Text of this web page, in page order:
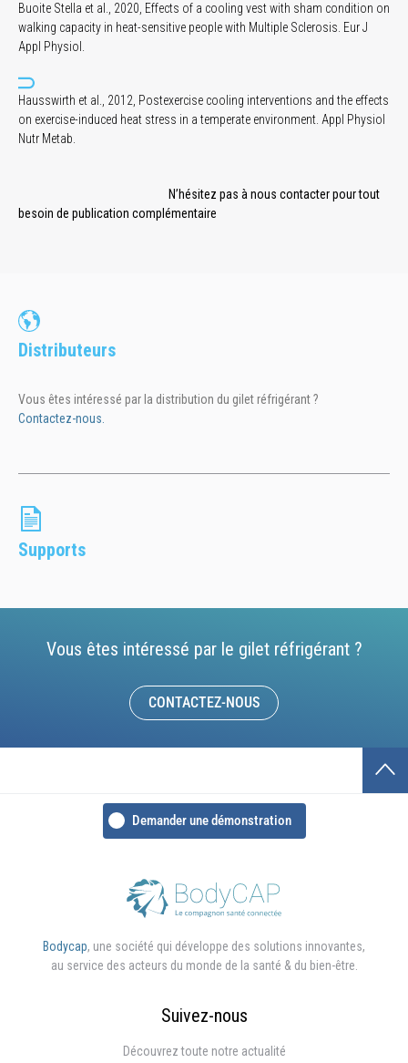
Buoite Stella et al., 2020, Effects of a cooling vest with sham condition on
walking capacity in heat-sensitive people with Multiple Sclerosis. Eur J
Appl Physiol.
Hausswirth et al., 2012, Postexercise cooling interventions and the effects
on exercise-induced heat stress in a temperate environment. Appl Physiol
Nutr Metab.
N’hésitez pas à nous contacter pour tout
besoin de publication complémentaire
Distributeurs
Vous êtes intéressé par la distribution du gilet réfrigérant ?
Contactez-nous.
Supports
Vous êtes intéressé par le gilet réfrigérant ?
CONTACTEZ-NOUS
Demander une démonstration
Bodycap, une société qui développe des solutions innovantes,
au service des acteurs du monde de la santé & du bien-être.
Suivez-nous
Découvrez toute notre actualité